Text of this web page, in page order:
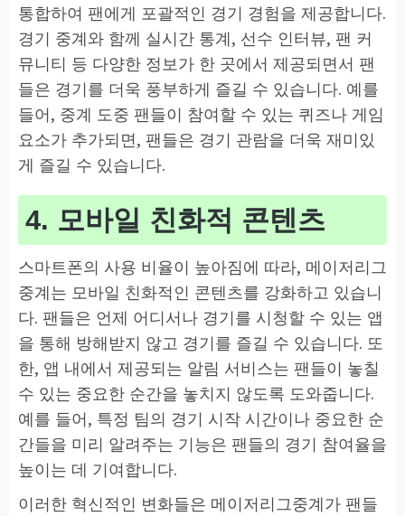
통합하여 팬에게 포괄적인 경기 경험을 제공합니다.
경기 중계와 함께 실시간 통계, 선수 인터뷰, 팬 커
뮤니티 등 다양한 정보가 한 곳에서 제공되면서 팬
들은 경기를 더욱 풍부하게 즐길 수 있습니다. 예를
들어, 중계 도중 팬들이 참여할 수 있는 퀴즈나 게임
요소가 추가되면, 팬들은 경기 관람을 더욱 재미있
게 즐길 수 있습니다.
4. 모바일 친화적 콘텐츠
스마트폰의 사용 비율이 높아짐에 따라, 메이저리그
중계는 모바일 친화적인 콘텐츠를 강화하고 있습니
다. 팬들은 언제 어디서나 경기를 시청할 수 있는 앱
을 통해 방해받지 않고 경기를 즐길 수 있습니다. 또
한, 앱 내에서 제공되는 알림 서비스는 팬들이 놓칠
수 있는 중요한 순간을 놓치지 않도록 도와줍니다.
예를 들어, 특정 팀의 경기 시작 시간이나 중요한 순
간들을 미리 알려주는 기능은 팬들의 경기 참여율을
높이는 데 기여합니다.
이러한 혁신적인 변화들은 메이저리그중계가 팬들